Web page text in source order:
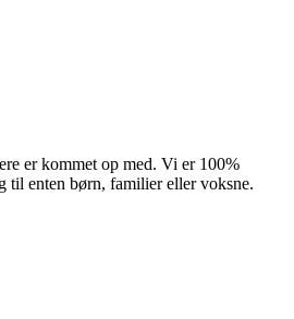
er kommet op med. Vi er 100%
til enten børn, familier eller voksne.